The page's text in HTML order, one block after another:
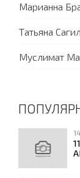
Марианна
Татьяна
Муслимат